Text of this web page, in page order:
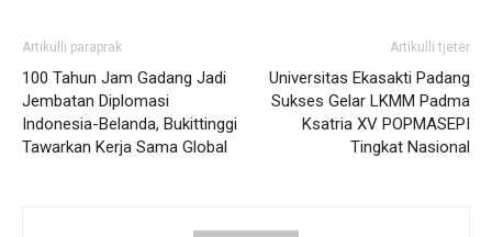
Artikulli paraprak
100 Tahun Jam Gadang Jadi
Jembatan Diplomasi
Indonesia-Belanda, Bukittinggi
Tawarkan Kerja Sama Global
Artikulli tjetër
Universitas Ekasakti Padang
Sukses Gelar LKMM Padma
Ksatria XV POPMASEPI
Tingkat Nasional